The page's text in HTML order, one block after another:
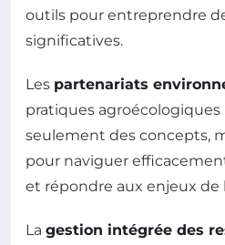
outils pour entreprendre
significatives.
Les partenariats
pratiques agroécologiques
seulement des concepts,
pour naviguer
et répondre aux enjeux de
La gestion intégrée des